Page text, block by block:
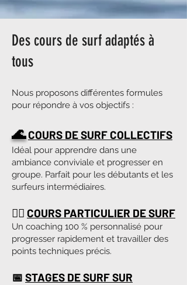
Des cours de surf adaptés à
tous
Nous proposons différentes formules
pour répondre à vos objectifs :
🌊COURS DE SURF COLLECTIFS
Idéal pour apprendre dans une
ambiance conviviale et progresser en
groupe. Parfait pour les débutants et les
surfeurs intermédiaires.
🏄‍♂️ COURS PARTICULIER DE SURF
Un coaching 100 % personnalisé pour
progresser rapidement et travailler des
points techniques précis.
📅 STAGES DE SURF SUR